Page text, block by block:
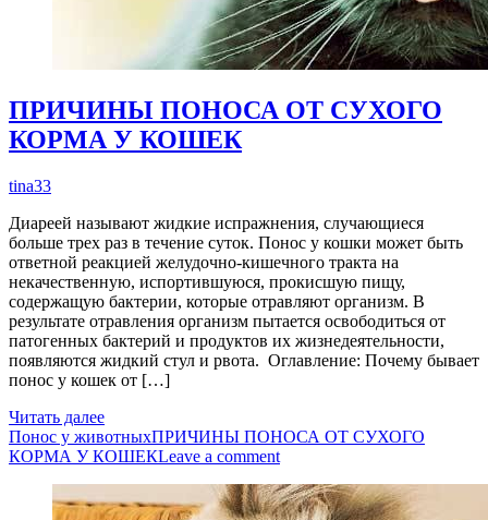
ПРИЧИНЫ ПОНОСА ОТ СУХОГО
КОРМА У КОШЕК
tina33
Диареей называют жидкие испражнения, случающиеся
больше трех раз в течение суток. Понос у кошки может быть
ответной реакцией желудочно-кишечного тракта на
некачественную, испортившуюся, прокисшую пищу,
содержащую бактерии, которые отравляют организм. В
результате отравления организм пытается освободиться от
патогенных бактерий и продуктов их жизнедеятельности,
появляются жидкий стул и рвота. Оглавление: Почему бывает
понос у кошек от […]
Читать далее
Понос у животныхПРИЧИНЫ ПОНОСА ОТ СУХОГО
КОРМА У КОШЕКLeave a comment